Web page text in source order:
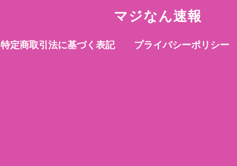
マジなん速報
特定商取引法に基づく表記 プライバシーポリシー